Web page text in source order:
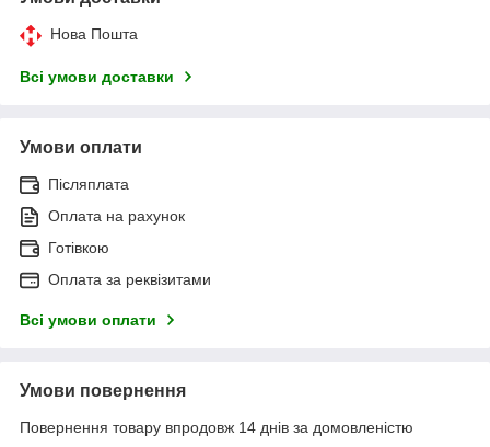
Нова Пошта
Всі умови доставки
Умови оплати
Післяплата
Оплата на рахунок
Готівкою
Оплата за реквізитами
Всі умови оплати
Умови повернення
Повернення товару впродовж 14 днів за домовленістю